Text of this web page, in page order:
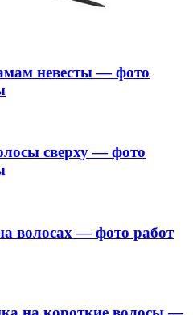
невесты — фото
сверху — фото
волосах — фото работ